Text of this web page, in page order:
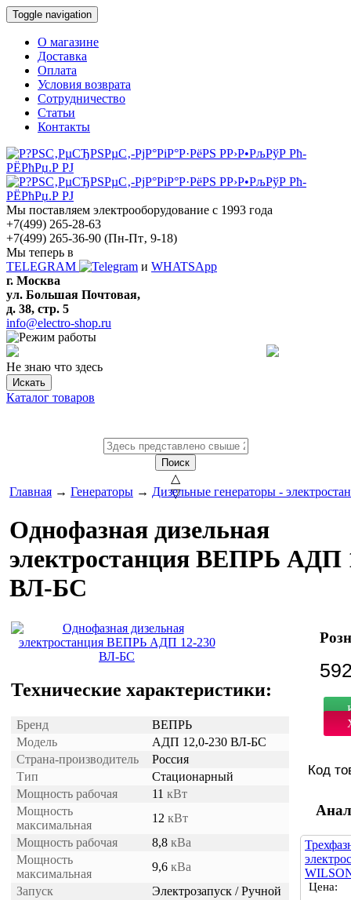
Toggle navigation
О магазине
Доставка
Оплата
Условия возврата
Сотрудничество
Статьи
Контакты
Мы поставляем электрооборудование с 1993 года
+7(499) 265-28-63
+7(499) 265-36-90 (Пн-Пт‚ 9-18)
Мы теперь в
TELEGRAM
и WHATSApp
г. Москва
ул. Большая Почтовая,
д. 38, стр. 5
info@electro-shop.ru
Не знаю что здесь
Искать
Каталог товаров
Поиск
△
▽
Главная → Генераторы → Дизельные генераторы -
Однофазная дизельная
электростанция ВЕПРЬ АДП
ВЛ-БС
Технические характеристики:
Бренд
ВЕПРЬ
Модель
АДП 12,0-230 ВЛ-БС
Страна-производитель
Россия
Тип
Стационарный
Мощность рабочая
11 кВт
Мощность
максимальная
12 кВт
Мощность рабочая
8,8 кВа
Мощность
максимальная
9,6 кВа
Запуск
Электрозапуск / Ручной
Код
Цена: